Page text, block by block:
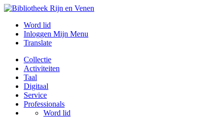
Word lid
Inloggen Mijn Menu
Translate
Collectie
Activiteiten
Taal
Digitaal
Service
Professionals
Word lid